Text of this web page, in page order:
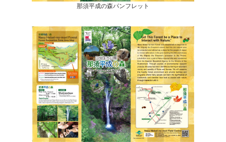
那須平成の森パンフレット